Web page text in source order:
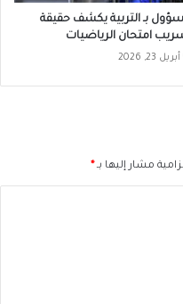
بـ التربية يكشف حقيقة
امتحان الرياضيات
أبريل 23, 2026
مشار إليها بـ*